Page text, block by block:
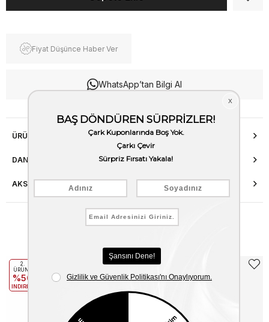
Fiyat Düşünce Haber Ver
WhatsApp’tan Bilgi Al
ÜRÜN ÖZELLIKLERI
DANIŞMA HATTI
AKSESUAR ONARIMI
2.
ÜRÜNE
%50
INDIRIM
2.
%50